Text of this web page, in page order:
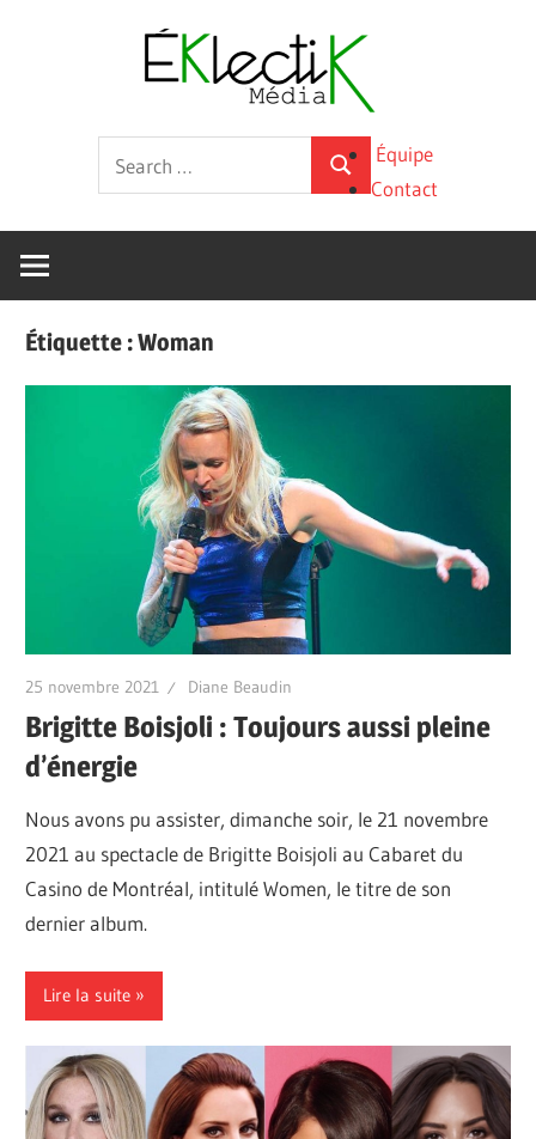
toutes
ses
formes
for:
Search
Équipe
Contact
Étiquette :Woman
25 novembre 2021 Diane Beaudin
Brigitte Boisjoli : Toujours aussi pleine
d’énergie
Nous avons pu assister, dimanche soir, le 21 novembre
2021 au spectacle de Brigitte Boisjoli au Cabaret du
Casino de Montréal, intitulé Women, le titre de son
dernier album.
Lire la suite